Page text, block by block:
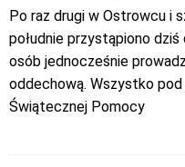
Po raz drugi w Ostrowcu i
południe przystąpiono
osób jednocześnie
oddechową. Wszystko
Świątecznej Pomocy